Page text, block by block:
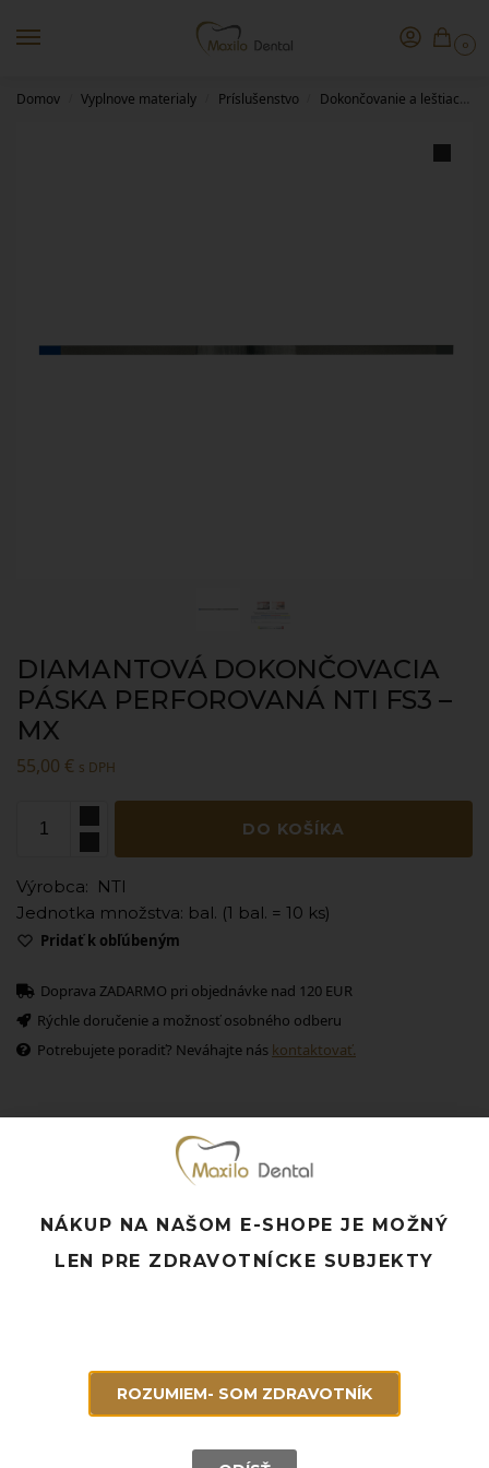
0
Domov Vyplnove materialy Príslušenstvo Dokončovanie a leštiace pomôcky
DIAMANTOVÁ DOKONČOVACIA
PÁSKA PERFOROVANÁ NTI FS3 –
MX
55,00 € s DPH
DO KOŠÍKA
Výrobca: NTI
Jednotka množstva: bal. (1 bal. = 10 ks)
Pridať k obľúbeným
Doprava ZADARMO pri objednávke nad 120 EUR
Rýchle doručenie a možnosť osobného odberu
Potrebujete poradiť? Neváhajte nás kontaktovať.
Súvisiace produkty
NÁKUP NA NAŠOM E-SHOPE JE MOŽNÝ
LEN PRE ZDRAVOTNÍCKE SUBJEKTY
ROZUMIEM- SOM ZDRAVOTNÍK